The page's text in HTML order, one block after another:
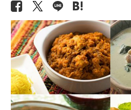
て混ぜるだけ
【シェフ直
人気レシピ
り味！ 汁な
【人気】鶏
品。しょう
ライ…筋取
くするコツ
野菜
料理の種類
調理法
でも失敗しに
【プロが解
け方。「甘
け」2つのレ
【シェフ直
ースのレシ
リーブ油を